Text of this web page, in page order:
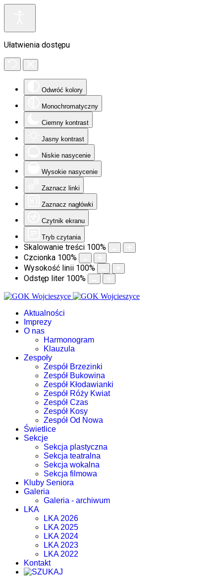
Ułatwienia dostępu
Odwróć kolory
Monochromatyczny
Ciemny kontrast
Jasny kontrast
Niskie nasycenie
Wysokie nasycenie
Zaznacz linki
Zaznacz nagłówki
Czytnik ekranu
Tryb czytania
Skalowanie treści 100%
Czcionka 100%
Wysokość linii 100%
Odstęp liter 100%
Aktualności
Imprezy
O nas
Harmonogram
Klauzula
Zespoły
Zespół Brzezinki
Zespół Bukowina
Zespół Kłodawianki
Zespół Róży Kwiat
Zespół Czas
Zespół Kosy
Zespół Od Nowa
Świetlice
Sekcje
Sekcja plastyczna
Sekcja teatralna
Sekcja wokalna
Sekcja filmowa
Kluby Seniora
Galeria
Galeria - archiwum
LKA
LKA 2026
LKA 2025
LKA 2024
LKA 2023
LKA 2022
Kontakt